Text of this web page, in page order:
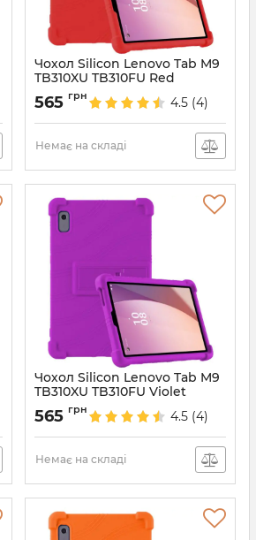
Чохол Silicon Lenovo Tab M9
TB310XU TB310FU Red
Артикул:6841
565 грн 4.5 (4)
Немає на складі
Чохол Silicon Lenovo Tab M9
TB310XU TB310FU Violet
Артикул:6837
565 грн 4.5 (4)
Немає на складі